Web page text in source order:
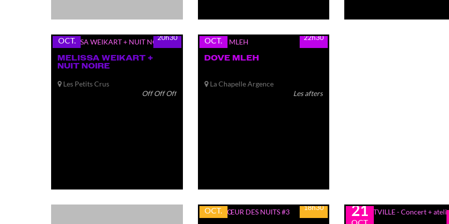
OCT. 20h30
MELISSA WEIKART +
NUIT NOIRE
Les Petits Crus
Off Off Off
OCT. 22h30
DOVE MLEH
La Chapelle Argence
Les afters
OCT. 18h30 21